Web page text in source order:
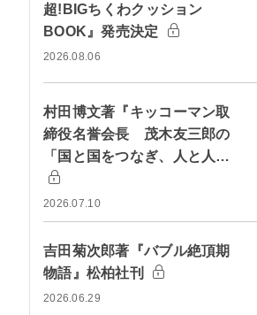
超!BIGちくわクッション
BOOK』発売決定
2026.08.06
村田博文著『キッコーマン取
締役名誉会長 茂木友三郎の
「国と国をつなぎ、人と人…
2026.07.10
吉田菊次郎著『バブル絶頂期
物語』松柏社刊
2026.06.29